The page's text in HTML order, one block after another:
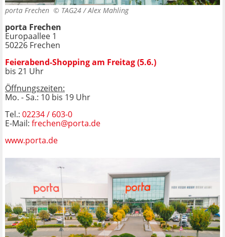
porta Frechen © TAG24 / Alex Mahling
porta Frechen
Europaallee 1
50226 Frechen
Feierabend-Shopping am Freitag (5.6.)
bis 21 Uhr
Öffnungszeiten:
Mo. - Sa.: 10 bis 19 Uhr
Tel.: 02234 / 603-0
E-Mail: frechen@porta.de
www.porta.de